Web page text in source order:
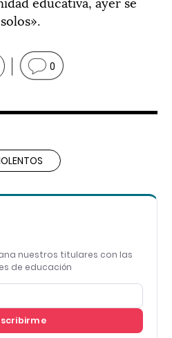
0
nuestros titulares con las
de educación